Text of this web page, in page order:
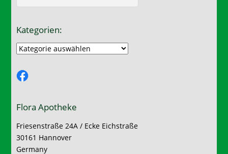
Kategorien:
Kategorien:
Facebook
Flora Apotheke
Friesenstraße 24A / Ecke Eichstraße
30161 Hannover
Germany